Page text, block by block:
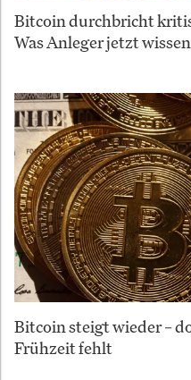
Bitcoin durchbricht
Was Anleger jetzt
Bitcoin steigt wieder –
Frühzeit fehlt